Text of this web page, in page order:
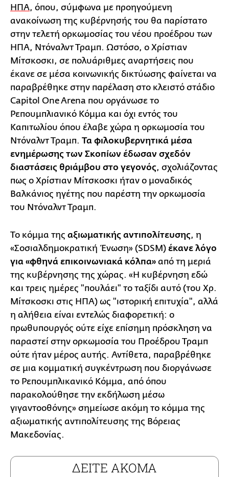
ΗΠΑ, όπου, σύμφωνα με προηγούμενη
ανακοίνωση της κυβέρνησής του θα παρίστατο
στην τελετή ορκωμοσίας του νέου προέδρου των
ΗΠΑ, Ντόναλντ Τραμπ. Ωστόσο, ο Χρίστιαν
Μίτσκοσκι, σε πολυάριθμες αναρτήσεις που
έκανε σε μέσα κοινωνικής δικτύωσης φαίνεται να
παραβρέθηκε στην παρέλαση στο κλειστό στάδιο
Capitol One Arena που οργάνωσε το
Ρεπουμπλιανικό Κόμμα και όχι εντός του
Καπιτωλίου όπου έλαβε χώρα η ορκωμοσία του
Ντόναλντ Τραμπ. Τα φιλοκυβερνητικά μέσα
ενημέρωσης των Σκοπίων έδωσαν σχεδόν
διαστάσεις θριάμβου στο γεγονός, σχολιάζοντας
πως ο Χρίστιαν Μίτσκοσκι ήταν ο μοναδικός
Βαλκάνιος ηγέτης που παρέστη την ορκωμοσία
του Ντόναλντ Τραμπ.
Το κόμμα της αξιωματικής αντιπολίτευσης, η
«Σοσιαλδημοκρατική Ένωση» (SDSM) έκανε λόγο
για «φθηνά επικοινωνιακά κόλπα» από τη μεριά
της κυβέρνησης της χώρας. «Η κυβέρνηση εδώ
και τρεις ημέρες "πουλάει" το ταξίδι αυτό (του Χρ.
Μίτσκοσκι στις ΗΠΑ) ως "ιστορική επιτυχία", αλλά
η αλήθεια είναι εντελώς διαφορετική: ο
πρωθυπουργός ούτε είχε επίσημη πρόσκληση να
παραστεί στην ορκωμοσία του Προέδρου Τραμπ
ούτε ήταν μέρος αυτής. Αντίθετα, παραβρέθηκε
σε μια κομματική συγκέντρωση που διοργάνωσε
το Ρεπουμπλικανικό Κόμμα, από όπου
παρακολούθησε την εκδήλωση μέσω
γιγαντοοθόνης» σημείωσε ακόμη το κόμμα της
αξιωματικής αντιπολίτευσης της Βόρειας
Μακεδονίας.
ΔΕΙΤΕ ΑΚΟΜΑ